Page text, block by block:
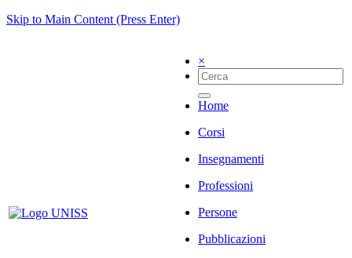
Skip to Main Content (Press Enter)
×
Home
Corsi
Insegnamenti
Professioni
Persone
Pubblicazioni